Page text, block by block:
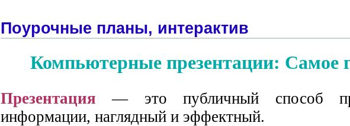
Поурочные планы, интерактив
Компьютерные презентации: Самое
Презентация — это публичный способ
информации, наглядный и эффектный.